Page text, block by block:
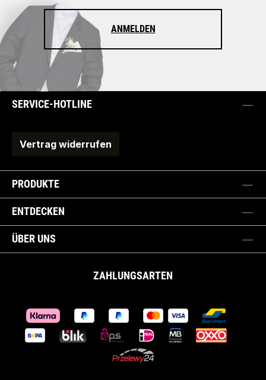
ANMELDEN
SERVICE-HOTLINE
Vertrag widerrufen
PRODUKTE
ENTDECKEN
ÜBER UNS
ZAHLUNGSARTEN